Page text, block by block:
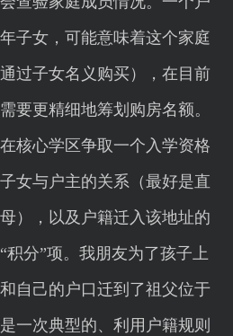
子女，可能意味着这个家庭
过子女名义购买），在目前
要更精细地筹划购房名额。
核心学区争取一个入学资格
女与户主的关系（最好是直
），以及户籍迁入该地址的
积分”项。我朋友为了孩子上
自己的户口迁到了祖父位于
一次典型的、利用户籍规则